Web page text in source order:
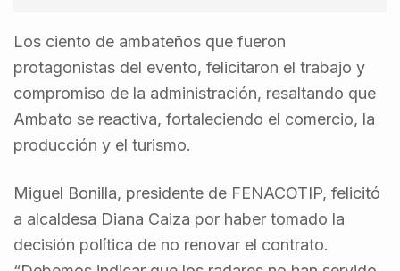
Los ciento de ambateños que fueron
protagonistas del evento, felicitaron el trabajo y
compromiso de la administración, resaltando que
Ambato se reactiva, fortaleciendo el comercio, la
producción y el turismo.
Miguel Bonilla, presidente de FENACOTIP, felicitó
a alcaldesa Diana Caiza por haber tomado la
decisión política de no renovar el contrato.